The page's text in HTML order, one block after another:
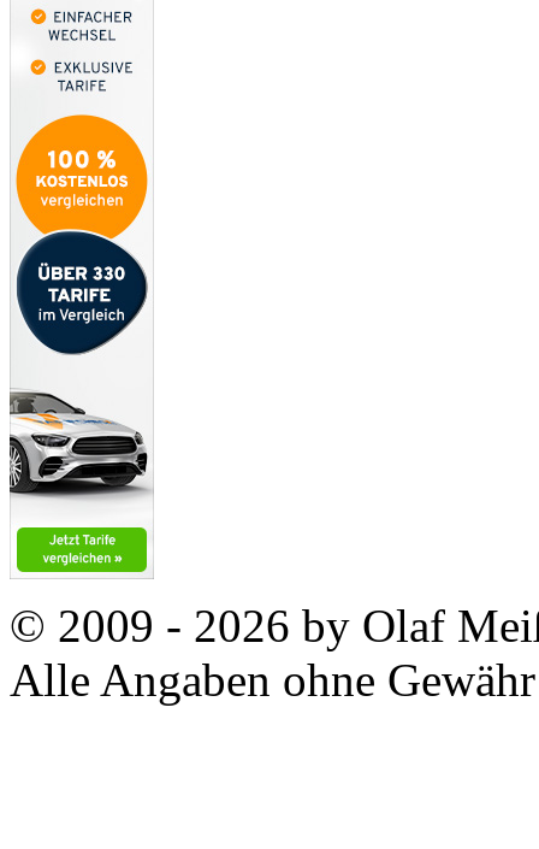
© 2009 - 2026 by Olaf
Alle Angaben ohne Gewähr